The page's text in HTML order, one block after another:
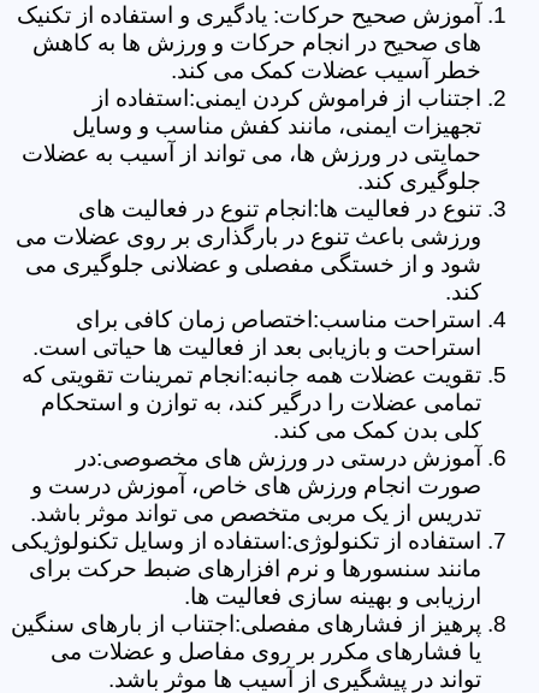
آموزش صحیح حرکات: یادگیری و استفاده از تکنیک
های صحیح در انجام حرکات و ورزش ها به کاهش
خطر آسیب عضلات کمک می کند.
اجتناب از فراموش کردن ایمنی:استفاده از
تجهیزات ایمنی، مانند کفش مناسب و وسایل
حمایتی در ورزش ها، می تواند از آسیب به عضلات
جلوگیری کند.
تنوع در فعالیت ها:انجام تنوع در فعالیت های
ورزشی باعث تنوع در بارگذاری بر روی عضلات می
شود و از خستگی مفصلی و عضلانی جلوگیری می
کند.
استراحت مناسب:اختصاص زمان کافی برای
استراحت و بازیابی بعد از فعالیت ها حیاتی است.
تقویت عضلات همه جانبه:انجام تمرینات تقویتی که
تمامی عضلات را درگیر کند، به توازن و استحکام
کلی بدن کمک می کند.
آموزش درستی در ورزش های مخصوصی:در
صورت انجام ورزش های خاص، آموزش درست و
تدریس از یک مربی متخصص می تواند موثر باشد.
استفاده از تکنولوژی:استفاده از وسایل تکنولوژیکی
مانند سنسورها و نرم افزارهای ضبط حرکت برای
ارزیابی و بهینه سازی فعالیت ها.
پرهیز از فشارهای مفصلی:اجتناب از بارهای سنگین
یا فشارهای مکرر بر روی مفاصل و عضلات می
تواند در پیشگیری از آسیب ها موثر باشد.